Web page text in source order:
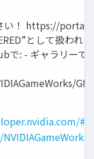
い！ https://
として扱われ
で: - ギャラリーで
#/